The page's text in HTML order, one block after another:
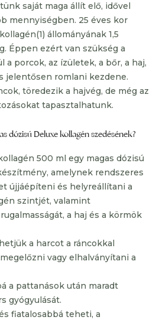
saját maga állít elő, idővel
mennyiségben. 25 éves kor
állományának 1,5
Éppen ezért van szükség a
a porcok, az ízületek, a bőr, a haj,
jelentősen romlani kezdene.
töredezik a hajvég, de még az
tapasztalhatunk.
dózisú Deluxe kollagén szedésének?
500 ml egy magas dózisú
amelynek rendszeres
újjáépíteni és helyreállítani a
szintjét, valamint
a haj és a körmök
a harcot a ráncokkal
vagy elhalványítani a
a pattanások után maradt
gyógyulását.
fiatalosabbá teheti, a